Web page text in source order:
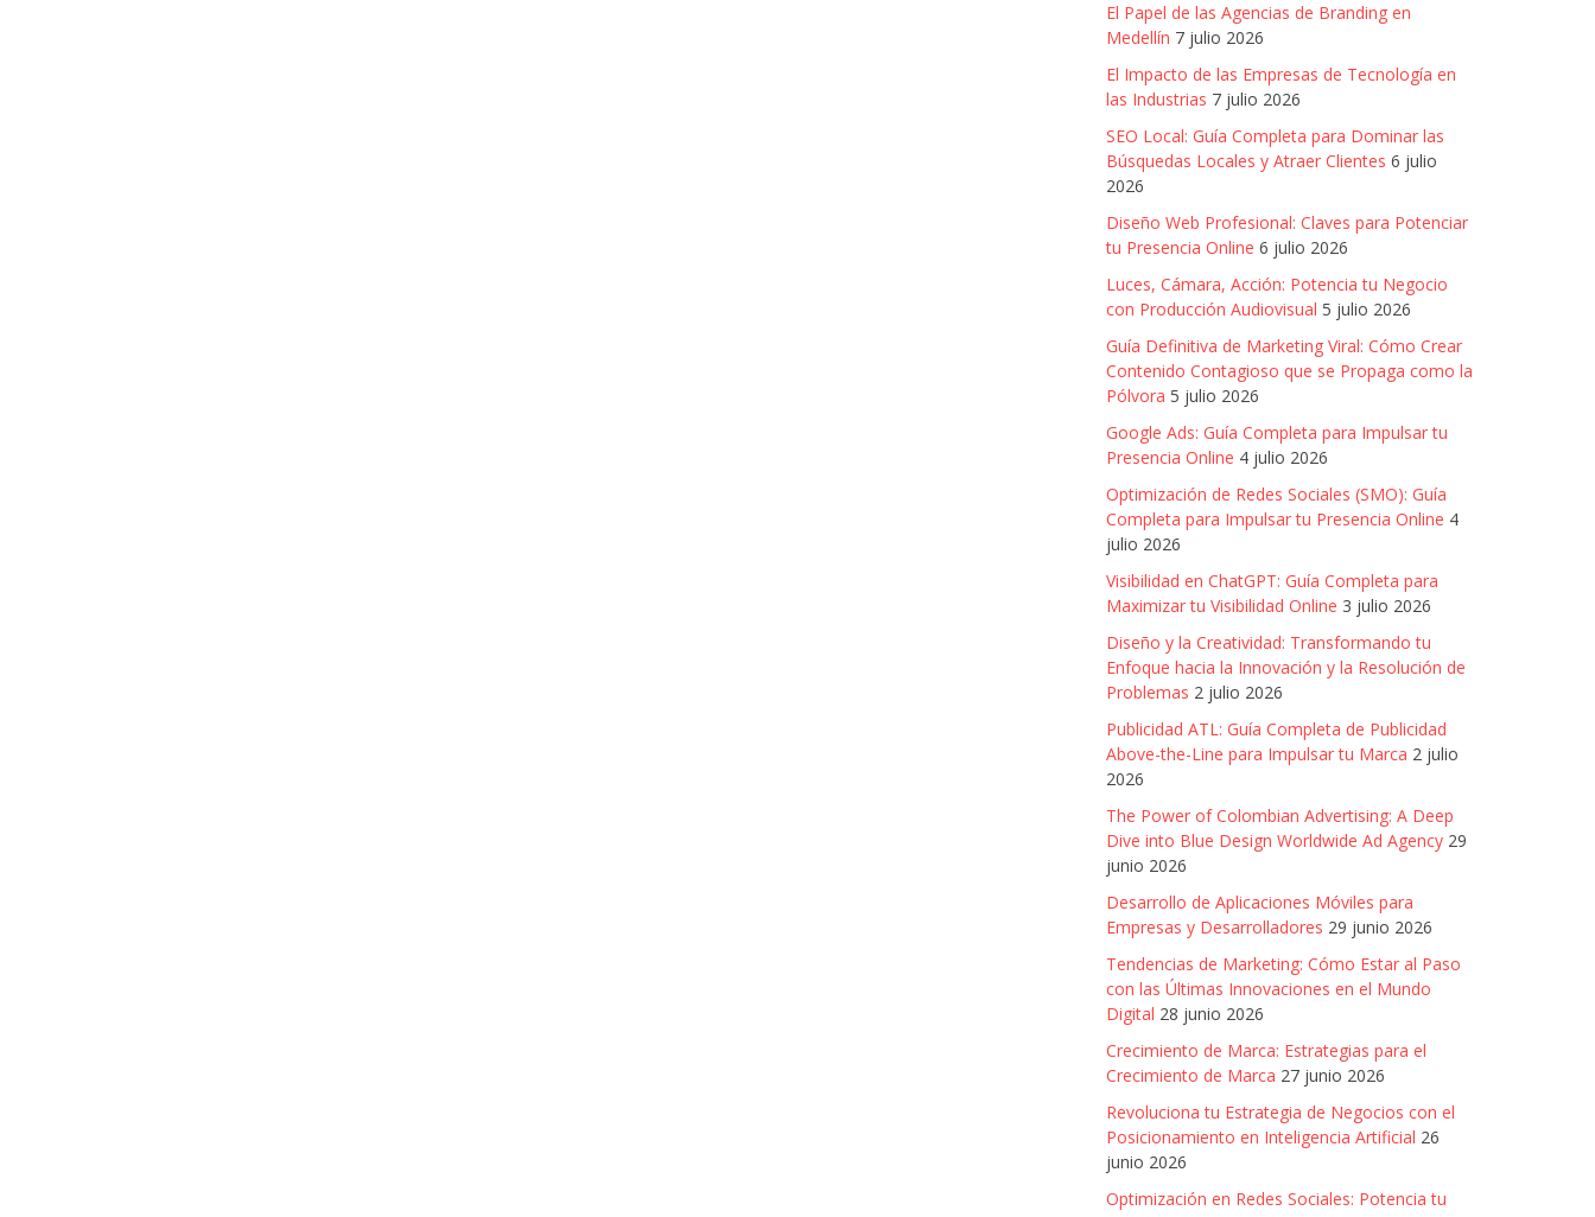
El Papel de las Agencias de Branding en
Medellín 7 julio 2026
El Impacto de las Empresas de Tecnología en
las Industrias 7 julio 2026
SEO Local: Guía Completa para Dominar las
Búsquedas Locales y Atraer Clientes 6 julio
2026
Diseño Web Profesional: Claves para Potenciar
tu Presencia Online 6 julio 2026
Luces, Cámara, Acción: Potencia tu Negocio
con Producción Audiovisual 5 julio 2026
Guía Definitiva de Marketing Viral: Cómo Crear
Contenido Contagioso que se Propaga como la
Pólvora 5 julio 2026
Google Ads: Guía Completa para Impulsar tu
Presencia Online 4 julio 2026
Optimización de Redes Sociales (SMO): Guía
Completa para Impulsar tu Presencia Online 4
julio 2026
Visibilidad en ChatGPT: Guía Completa para
Maximizar tu Visibilidad Online 3 julio 2026
Diseño y la Creatividad: Transformando tu
Enfoque hacia la Innovación y la Resolución de
Problemas 2 julio 2026
Publicidad ATL: Guía Completa de Publicidad
Above-the-Line para Impulsar tu Marca 2 julio
2026
The Power of Colombian Advertising: A Deep
Dive into Blue Design Worldwide Ad Agency 29
junio 2026
Desarrollo de Aplicaciones Móviles para
Empresas y Desarrolladores 29 junio 2026
Tendencias de Marketing: Cómo Estar al Paso
con las Últimas Innovaciones en el Mundo
Digital 28 junio 2026
Crecimiento de Marca: Estrategias para el
Crecimiento de Marca 27 junio 2026
Revoluciona tu Estrategia de Negocios con el
Posicionamiento en Inteligencia Artificial 26
junio 2026
Optimización en Redes Sociales: Potencia tu